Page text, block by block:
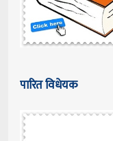
पारित विधेयक